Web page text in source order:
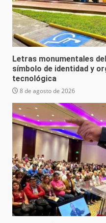
Letras monumentales
símbolo de identidad y
tecnológica
8 de agosto de 2026